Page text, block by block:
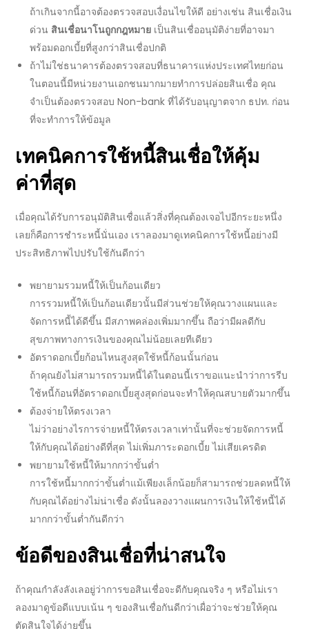
ถ้าเกินจากนี้อาจต้องตรวจสอบเงื่อนไขให้ดี อย่างเช่น สินเชื่อเงิน
ด่วน สินเชื่อนาโนถูกกฎหมาย เป็นสินเชื่ออนุมัติง่ายที่อาจมา
พร้อมดอกเบี้ยที่สูงกว่าสินเชื่อปกติ
ถ้าไม่ใช่ธนาคารต้องตรวจสอบที่ธนาคารแห่งประเทศไทยก่อน
ในตอนนี้มีหน่วยงานเอกชนมากมายทำการปล่อยสินเชื่อ คุณ
จำเป็นต้องตรวจสอบNon-bankที่ได้รับอนุญาตจาก ธปท. ก่อน
ที่จะทำการให้ข้อมูล
เทคนิคการใช้หนี้สินเชื่อให้คุ้ม
ค่าที่สุด
เมื่อคุณได้รับการอนุมัติสินเชื่อแล้วสิ่งที่คุณต้องเจอไปอีกระยะหนึ่ง
เลยก็คือการชำระหนี้นั่นเอง เราลองมาดูเทคนิคการใช้หนี้อย่างมี
ประสิทธิภาพไปปรับใช้กันดีกว่า
พยายามรวมหนี้ให้เป็นก้อนเดียว
การรวมหนี้ให้เป็นก้อนเดียวนั้นมีส่วนช่วยให้คุณวางแผนและ
จัดการหนี้ได้ดีขึ้น มีสภาพคล่องเพิ่มมากขึ้น ถือว่ามีผลดีกับ
สุขภาพทางการเงินของคุณไม่น้อยเลยทีเดียว
อัตราดอกเบี้ยก้อนไหนสูงสุดใช้หนี้ก้อนนั้นก่อน
ถ้าคุณยังไม่สามารถรวมหนี้ได้ในตอนนี้เราขอแนะนำว่าการรีบ
ใช้หนี้ก้อนที่อัตราดอกเบี้ยสูงสุดก่อนจะทำให้คุณสบายตัวมากขึ้น
ต้องจ่ายให้ตรงเวลา
ไม่ว่าอย่างไรการจ่ายหนี้ให้ตรงเวลาเท่านั้นที่จะช่วยจัดการหนี้
ให้กับคุณได้อย่างดีที่สุด ไม่เพิ่มภาระดอกเบี้ย ไม่เสียเครดิต
พยายามใช้หนี้ให้มากกว่าขั้นต่ำ
การใช้หนี้มากกว่าขั้นต่ำแม้เพียงเล็กน้อยก็สามารถช่วยลดหนี้ให้
กับคุณได้อย่างไม่น่าเชื่อ ดังนั้นลองวางแผนการเงินให้ใช้หนี้ได้
มากกว่าขั้นต่ำกันดีกว่า
ข้อดีของสินเชื่อที่น่าสนใจ
ถ้าคุณกำลังลังเลอยู่ว่าการขอสินเชื่อจะดีกับคุณจริง ๆ หรือไม่เรา
ลองมาดูข้อดีแบบเน้น ๆ ของสินเชื่อกันดีกว่าเผื่อว่าจะช่วยให้คุณ
ตัดสินใจได้ง่ายขึ้น